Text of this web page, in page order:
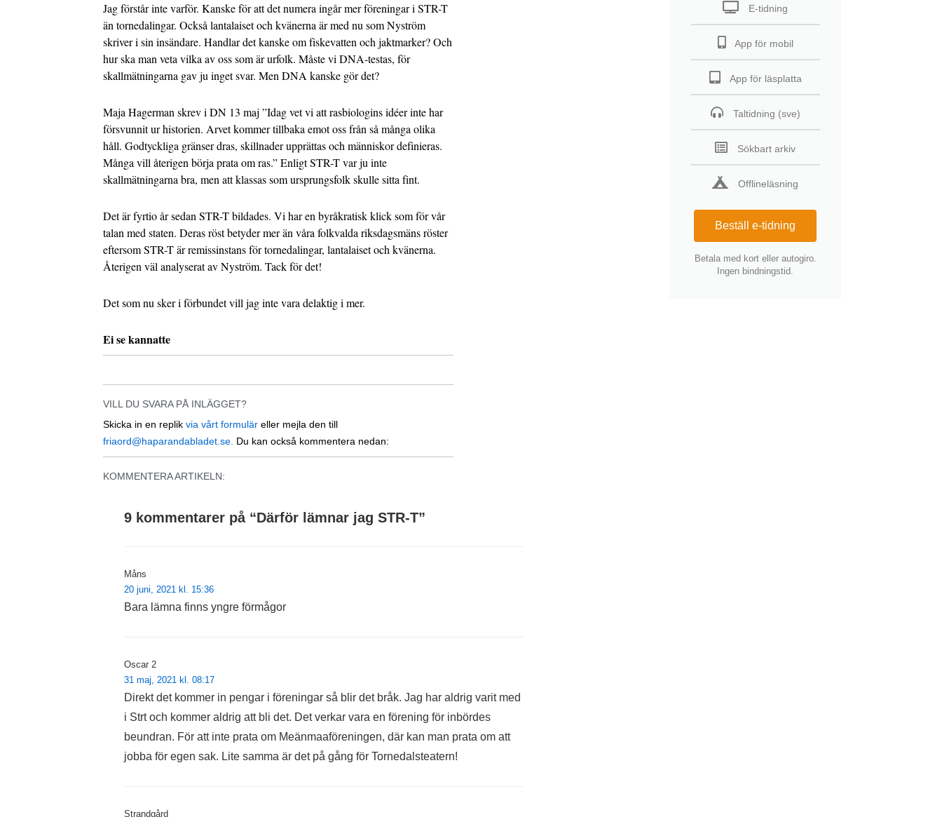
Jag förstår inte varför. Kanske för att det numera ingår mer föreningar i STR-T
än tornedalingar. Också lantalaiset och kvänerna är med nu som Nyström
skriver i sin insändare. Handlar det kanske om fiskevatten och jaktmarker? Och
hur ska man veta vilka av oss som är urfolk. Måste vi DNA-testas, för
skallmätningarna gav ju inget svar. Men DNA kanske gör det?
Maja Hagerman skrev i DN 13 maj ”Idag vet vi att rasbiologins idéer inte har
försvunnit ur historien. Arvet kommer tillbaka emot oss från så många olika
håll. Godtyckliga gränser dras, skillnader upprättas och människor definieras.
Många vill återigen börja prata om ras.” Enligt STR-T var ju inte
skallmätningarna bra, men att klassas som ursprungsfolk skulle sitta fint.
Det är fyrtio år sedan STR-T bildades. Vi har en byråkratisk klick som för vår
talan med staten. Deras röst betyder mer än våra folkvalda riksdagsmäns röster
eftersom STR-T är remissinstans för tornedalingar, lantalaiset och kvänerna.
Återigen väl analyserat av Nyström. Tack för det!
Det som nu sker i förbundet vill jag inte vara delaktig i mer.
Ei se kannatte
VILL DU SVARA PÅ INLÄGGET?
Skicka in en replik via vårt formulär eller mejla den till
friaord@haparandabladet.se. Du kan också kommentera nedan:
KOMMENTERA ARTIKELN:
9 kommentarer på “Därför lämnar jag STR-T”
Måns
20 juni, 2021 kl. 15:36
Bara lämna finns yngre förmågor
Oscar 2
31 maj, 2021 kl. 08:17
Direkt det kommer in pengar i föreningar så blir det bråk. Jag har aldrig varit med
i Strt och kommer aldrig att bli det. Det verkar vara en förening för inbördes
beundran. För att inte prata om Meänmaaföreningen, där kan man prata om att
jobba för egen sak. Lite samma är det på gång för Tornedalsteatern!
Strandgård
E-tidning
App för mobil
App för läsplatta
Taltidning (sve)
Sökbart arkiv
Offlineläsning
Beställ e-tidning
Betala med kort eller autogiro.
Ingen bindningstid.